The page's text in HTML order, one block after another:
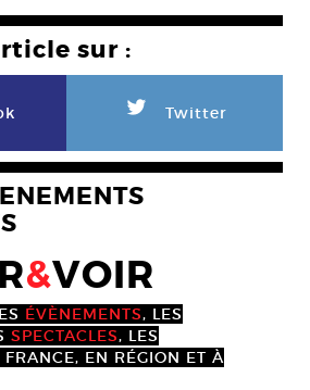
sur :
L Twitter
&VOIR
ÉVÈNEMENTS, LES
SPECTACLES, LES
FRANCE, EN RÉGION ET À